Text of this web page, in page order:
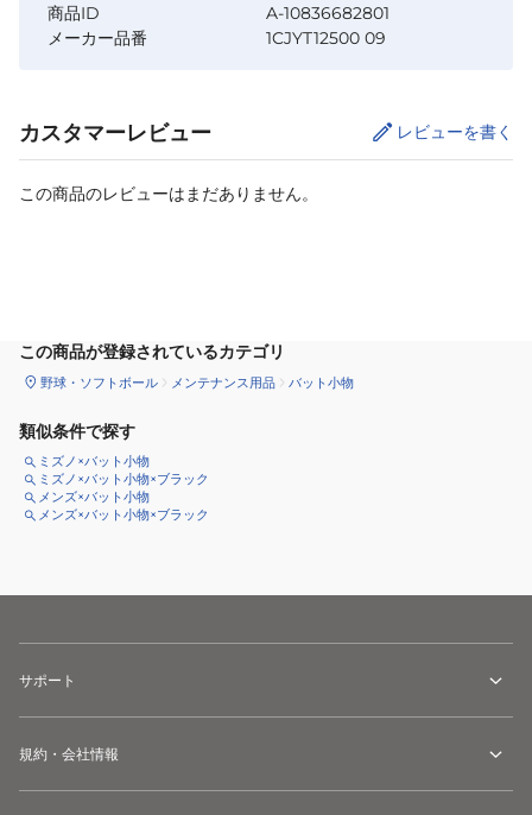
商品ID
A-10836682801
メーカー品番
1CJYT12500 09
カスタマーレビュー レビューを書く
この商品のレビューはまだありません。
この商品が登録されているカテゴリ
野球・ソフトボール メンテナンス用品 バット小物
類似条件で探す
ミズノ×バット小物
ミズノ×バット小物×ブラック
メンズ×バット小物
メンズ×バット小物×ブラック
サポート
規約・会社情報